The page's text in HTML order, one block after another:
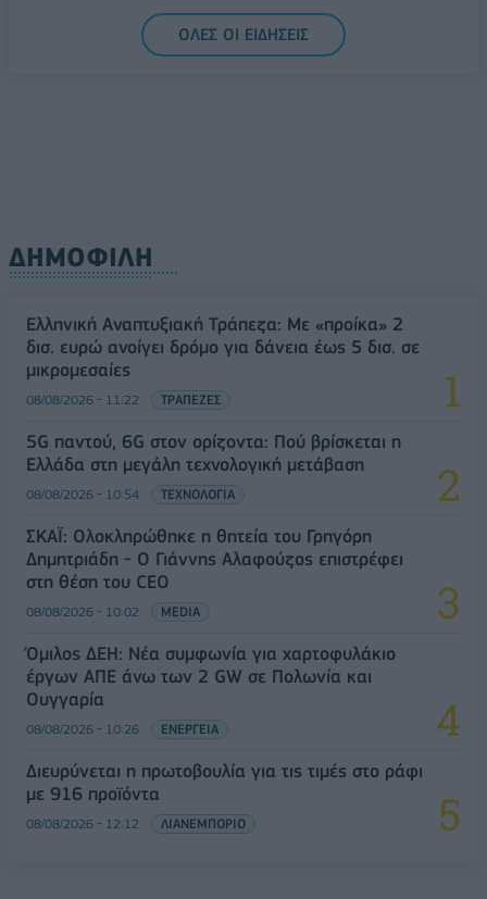
5G παντού, 6G στον ορίζοντα: Πού βρίσκεται η
Ελλάδα στη μεγάλη τεχνολογική μετάβαση
ΟΛΕΣ ΟΙ ΕΙΔΗΣΕΙΣ
ΔΗΜΟΦΙΛΗ
Ελληνική Αναπτυξιακή Τράπεζα: Με «προίκα» 2
δισ. ευρώ ανοίγει δρόμο για δάνεια έως 5 δισ. σε
μικρομεσαίες
08/08/2026 - 11:22 ΤΡΑΠΕΖΕΣ
5G παντού, 6G στον ορίζοντα: Πού βρίσκεται η
Ελλάδα στη μεγάλη τεχνολογική μετάβαση
08/08/2026 - 10:54 ΤΕΧΝΟΛΟΓΙΑ
ΣΚΑΪ: Ολοκληρώθηκε η θητεία του Γρηγόρη
Δημητριάδη - Ο Γιάννης Αλαφούζος επιστρέφει
στη θέση του CEO
08/08/2026 - 10:02 MEDIA
Όμιλος ΔΕΗ: Νέα συμφωνία για χαρτοφυλάκιο
έργων ΑΠΕ άνω των 2 GW σε Πολωνία και
Ουγγαρία
08/08/2026 - 10:26 ΕΝΕΡΓΕΙΑ
Διευρύνεται η πρωτοβουλία για τις τιμές στο ράφι
με 916 προϊόντα
08/08/2026 - 12:12 ΛΙΑΝΕΜΠΟΡΙΟ